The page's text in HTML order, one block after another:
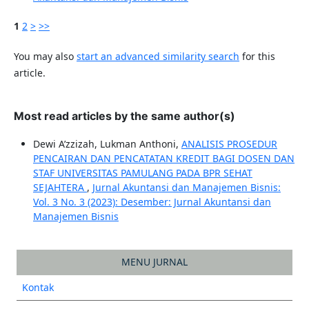
1 2 > >>
You may also start an advanced similarity search for this
article.
Most read articles by the same author(s)
Dewi A’zzizah, Lukman Anthoni, ANALISIS PROSEDUR
PENCAIRAN DAN PENCATATAN KREDIT BAGI DOSEN DAN
STAF UNIVERSITAS PAMULANG PADA BPR SEHAT
SEJAHTERA , Jurnal Akuntansi dan Manajemen Bisnis:
Vol. 3 No. 3 (2023): Desember: Jurnal Akuntansi dan
Manajemen Bisnis
MENU JURNAL
Kontak